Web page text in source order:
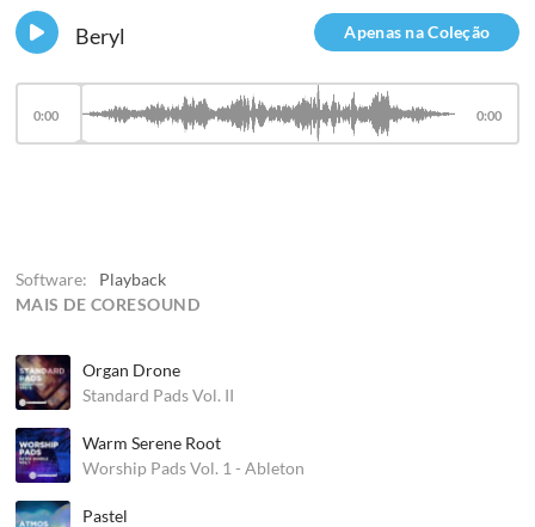
Software:
Playback
MAIS DE CORESOUND
Organ Drone
Standard Pads Vol. II
Warm Serene Root
Worship Pads Vol. 1 - Ableton
Pastel
Apenas na Coleção
Beryl
0:00 0:00